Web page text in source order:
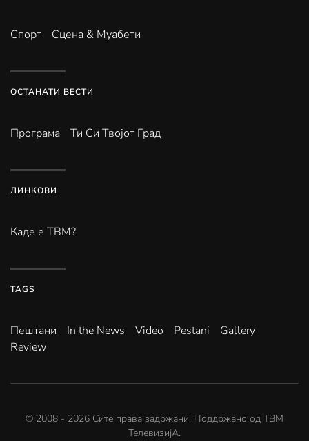
Спорт Сцена & Муабети
ОСТАНАТИ ВЕСТИ
Програма Ти Си Твојот Град
ЛИНКОВИ
Каде е ТВМ?
TAGS
Пештани In the News Video Pestani
Gallery
Review
© 2008 - 2026 Сите права задржани. Поддржано од ТВМ
ТелевизијА.